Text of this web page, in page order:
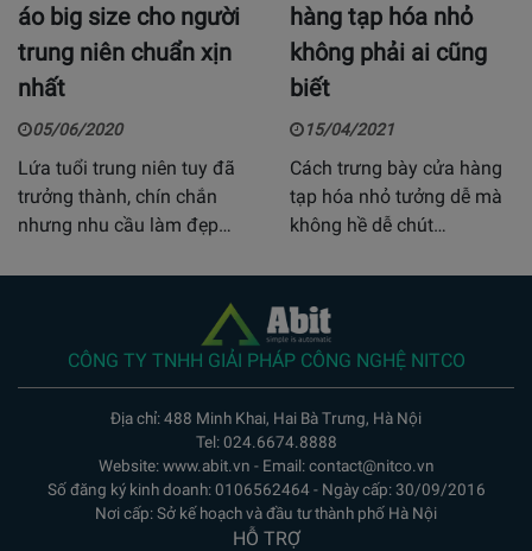
áo big size cho người
trung niên chuẩn xịn
nhất
05/06/2020
Lứa tuổi trung niên tuy đã
trưởng thành, chín chắn
nhưng nhu cầu làm đẹp…
hàng tạp hóa nhỏ
không phải ai cũng
biết
15/04/2021
Cách trưng bày cửa hàng
tạp hóa nhỏ tưởng dễ mà
không hề dễ chút…
CÔNG TY TNHH GIẢI PHÁP CÔNG NGHỆ NITCO
Địa chỉ: 488 Minh Khai, Hai Bà Trưng, Hà Nội
Tel: 024.6674.8888
Website: www.abit.vn - Email: contact@nitco.vn
Số đăng ký kinh doanh: 0106562464 - Ngày cấp: 30/09/2016
Nơi cấp: Sở kế hoạch và đầu tư thành phố Hà Nội
HỖ TRỢ